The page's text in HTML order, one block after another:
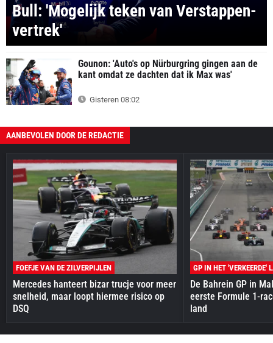
Bull: 'Mogelijk teken van Verstappen-
vertrek'
Gounon: 'Auto's op Nürburgring gingen aan de
kant omdat ze dachten dat ik Max was'
Gisteren 08:02
AANBEVOLEN DOOR DE REDACTIE
FOEFJE VAN DE ZILVERPIJLEN
Mercedes hanteert bizar trucje voor meer
snelheid, maar loopt hiermee risico op
DSQ
GP IN HET 'VERKEERDE'
De Bahrein GP in
eerste Formule 1-
land